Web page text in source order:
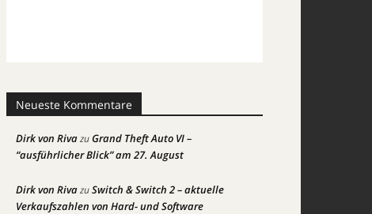
Neueste Kommentare
Dirk von RivazuGrand Theft Auto VI –
“ausführlicher Blick” am 27. August
Dirk von RivazuSwitch & Switch 2 – aktuelle
Verkaufszahlen von Hard- und Software